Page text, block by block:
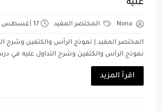
عليه
Nona المختصر المفيد 17 أغسطس 2019
المختصر المفيد | نموذج الرأس والكتفين وشرح
نموذج الرأس والكتفين وشرح التداول عليه في
اقرأ المزيد